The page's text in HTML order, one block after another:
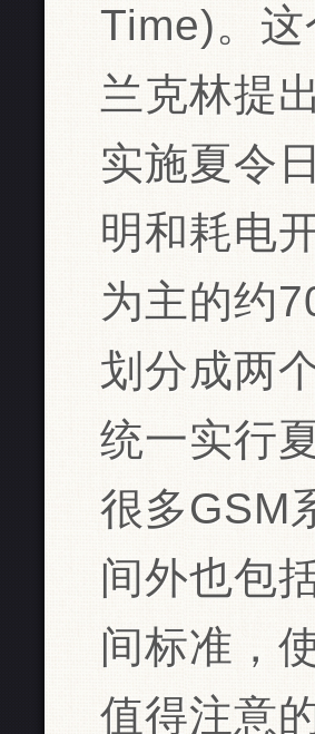
Time)。
兰克林提
实施夏令
明和耗电
为主的约
划分成两
统一实行
很多GSM
间外也包
间标准，
值得注意